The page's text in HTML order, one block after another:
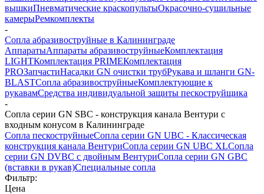
вышкиПневматические краскопультыОкрасочно-сушильные
камерыРемкомплекты
-
Сопла абразивоструйные в Калининграде
АппаратыАппараты абразивоструйныеКомплектация
LIGHTКомплектация PRIMEКомплектация
PROЗапчастиНасадки GN очистки трубРукава и шланги GN-
BLASTСопла абразивоструйныеКомплектующие к
рукавамСредства индивидуальной защиты пескоструйщика
-
Сопла серии GN SBC - конструкция канала Вентури c
входным конусом в Калининграде
Сопла пескоструйныеСопла серии GN UBC - Классическая
конструкция канала ВентуриСопла серии GN UBC XLСопла
серии GN DVBC с двойным ВентуриСопла серии GN GBC
(вставки в рукав)Специальные сопла
Фильтр:
Цена